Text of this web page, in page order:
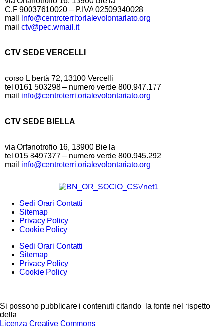
C.F 90037610020 – P.IVA 02509340028
mail info@centroterritorialevolontariato.org
mail ctv@pec.wmail.it
CTV SEDE VERCELLI
corso Libertà 72, 13100 Vercelli
tel 0161 503298 – numero verde 800.947.177
mail info@centroterritorialevolontariato.org
CTV SEDE BIELLA
via Orfanotrofio 16, 13900 Biella
tel 015 8497377 – numero verde 800.945.292
mail info@centroterritorialevolontariato.org
Sedi Orari Contatti
Sitemap
Privacy Policy
Cookie Policy
Sedi Orari Contatti
Sitemap
Privacy Policy
Cookie Policy
Si possono pubblicare i contenuti citando la fonte nel rispetto
della
Licenza Creative Commons